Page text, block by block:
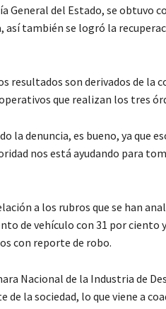
General del Estado, se obtuvo
también se logró la
son derivados de la
que realizan los tres
denuncia, es bueno, ya que
nos está ayudando para
a los rubros que se han
de vehículo con 31 por ciento
con reporte de robo.
Nacional de la Industria de
la sociedad, lo que viene a